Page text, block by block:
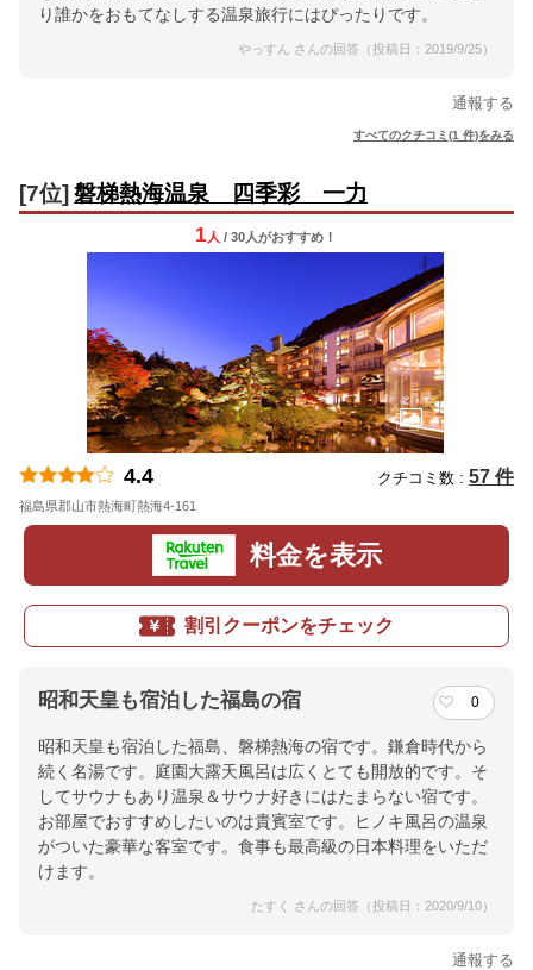
り誰かをおもてなしする温泉旅行にはぴったりです。
やっすん さんの回答（投稿日：2019/9/25）
通報する
すべてのクチコミ(1 件)をみる
[7位] 磐梯熱海温泉 四季彩 一力
1 人 / 30人がおすすめ！
4.4 クチコミ数 : 57 件
福島県郡山市熱海町熱海4-161
料金を表示
割引クーポンをチェック
昭和天皇も宿泊した福島の宿 0
昭和天皇も宿泊した福島、磐梯熱海の宿です。鎌倉時代から
続く名湯です。庭園大露天風呂は広くとても開放的です。そ
してサウナもあり温泉＆サウナ好きにはたまらない宿です。
お部屋でおすすめしたいのは貴賓室です。ヒノキ風呂の温泉
がついた豪華な客室です。食事も最高級の日本料理をいただ
けます。
たすく さんの回答（投稿日：2020/9/10）
通報する